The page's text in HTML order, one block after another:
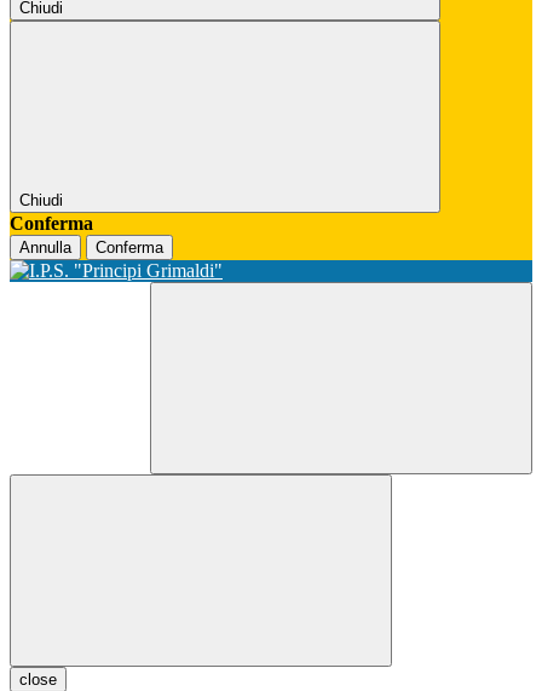
Chiudi
Chiudi
Conferma
Annulla Conferma
close